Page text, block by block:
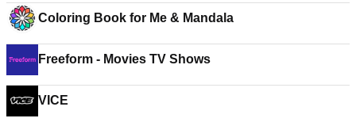
Coloring Book for Me & Mandala
Freeform - Movies TV Shows
VICE